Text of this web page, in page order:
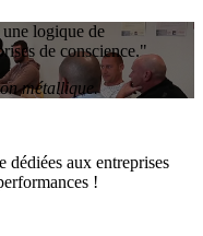
logique de
de conscience."
métallique.
dédiées aux entreprises
!